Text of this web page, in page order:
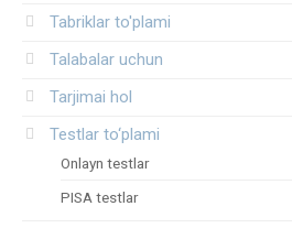
Tabriklar to'plami
Talabalar uchun
Tarjimai hol
Testlar to‘plami
Onlayn testlar
PISA testlar